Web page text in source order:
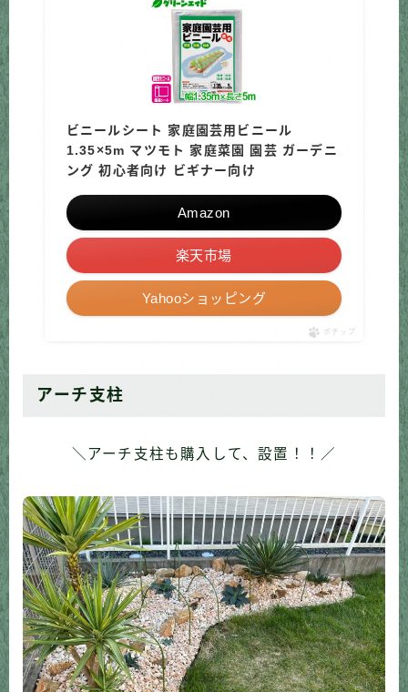
ビニールシート 家庭園芸用ビニール
1.35×5m マツモト 家庭菜園 園芸 ガーデニ
ング 初心者向け ビギナー向け
Amazon
楽天市場
Yahooショッピング
ポチップ
アーチ支柱
＼アーチ支柱も購入して、設置！！／